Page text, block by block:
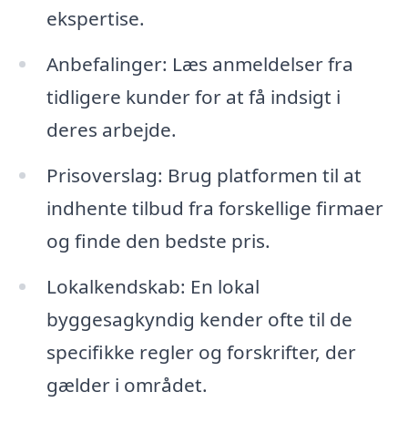
ekspertise.
Anbefalinger: Læs anmeldelser fra
tidligere kunder for at få indsigt i
deres arbejde.
Prisoverslag: Brug platformen til at
indhente tilbud fra forskellige firmaer
og finde den bedste pris.
Lokalkendskab: En lokal
byggesagkyndig kender ofte til de
specifikke regler og forskrifter, der
gælder i området.